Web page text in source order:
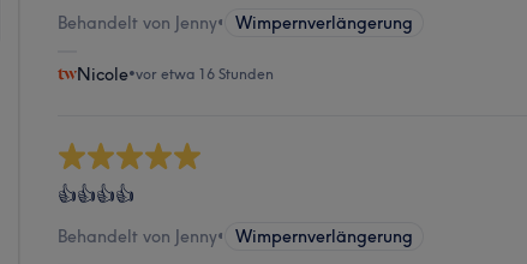
Behandelt von Jenny• Wimpernverlängerung
Nicole•vor etwa 16 Stunden
👍👍👍👍
Behandelt von Jenny• Wimpernverlängerung